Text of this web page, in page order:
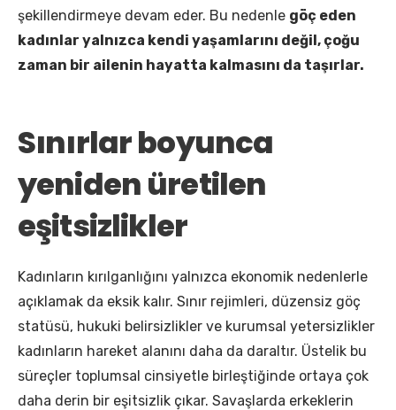
şekillendirmeye devam eder. Bu nedenle göç eden
kadınlar yalnızca kendi yaşamlarını değil, çoğu
zaman bir ailenin hayatta kalmasını da taşırlar.
Sınırlar boyunca
yeniden üretilen
eşitsizlikler
Kadınların kırılganlığını yalnızca ekonomik nedenlerle
açıklamak da eksik kalır. Sınır rejimleri, düzensiz göç
statüsü, hukuki belirsizlikler ve kurumsal yetersizlikler
kadınların hareket alanını daha da daraltır. Üstelik bu
süreçler toplumsal cinsiyetle birleştiğinde ortaya çok
daha derin bir eşitsizlik çıkar. Savaşlarda erkeklerin